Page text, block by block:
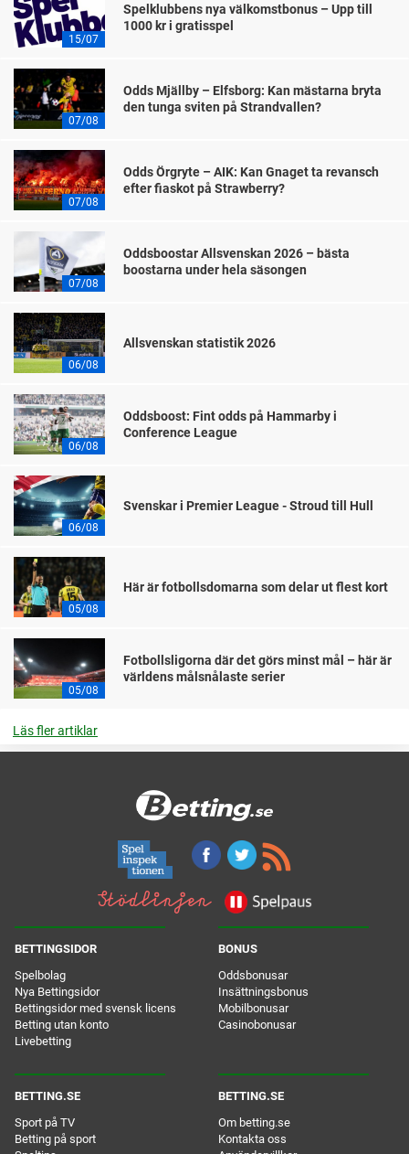
15/07
Spelklubbens nya välkomstbonus – Upp till
1000 kr i gratisspel
07/08
Odds Mjällby – Elfsborg: Kan mästarna bryta
den tunga sviten på Strandvallen?
07/08
Odds Örgryte – AIK: Kan Gnaget ta revansch
efter fiaskot på Strawberry?
07/08
Oddsboostar Allsvenskan 2026 – bästa
boostarna under hela säsongen
06/08
Allsvenskan statistik 2026
06/08
Oddsboost: Fint odds på Hammarby i
Conference League
06/08
Svenskar i Premier League - Stroud till Hull
05/08
Här är fotbollsdomarna som delar ut flest kort
05/08
Fotbollsligorna där det görs minst mål – här är
världens målsnålaste serier
Läs fler artiklar
BETTINGSIDOR
Spelbolag
Nya Bettingsidor
Bettingsidor med svensk licens
Betting utan konto
Livebetting
BONUS
Oddsbonusar
Insättningsbonus
Mobilbonusar
Casinobonusar
BETTING.SE
Sport på TV
Betting på sport
BETTING.SE
Om betting.se
Kontakta oss